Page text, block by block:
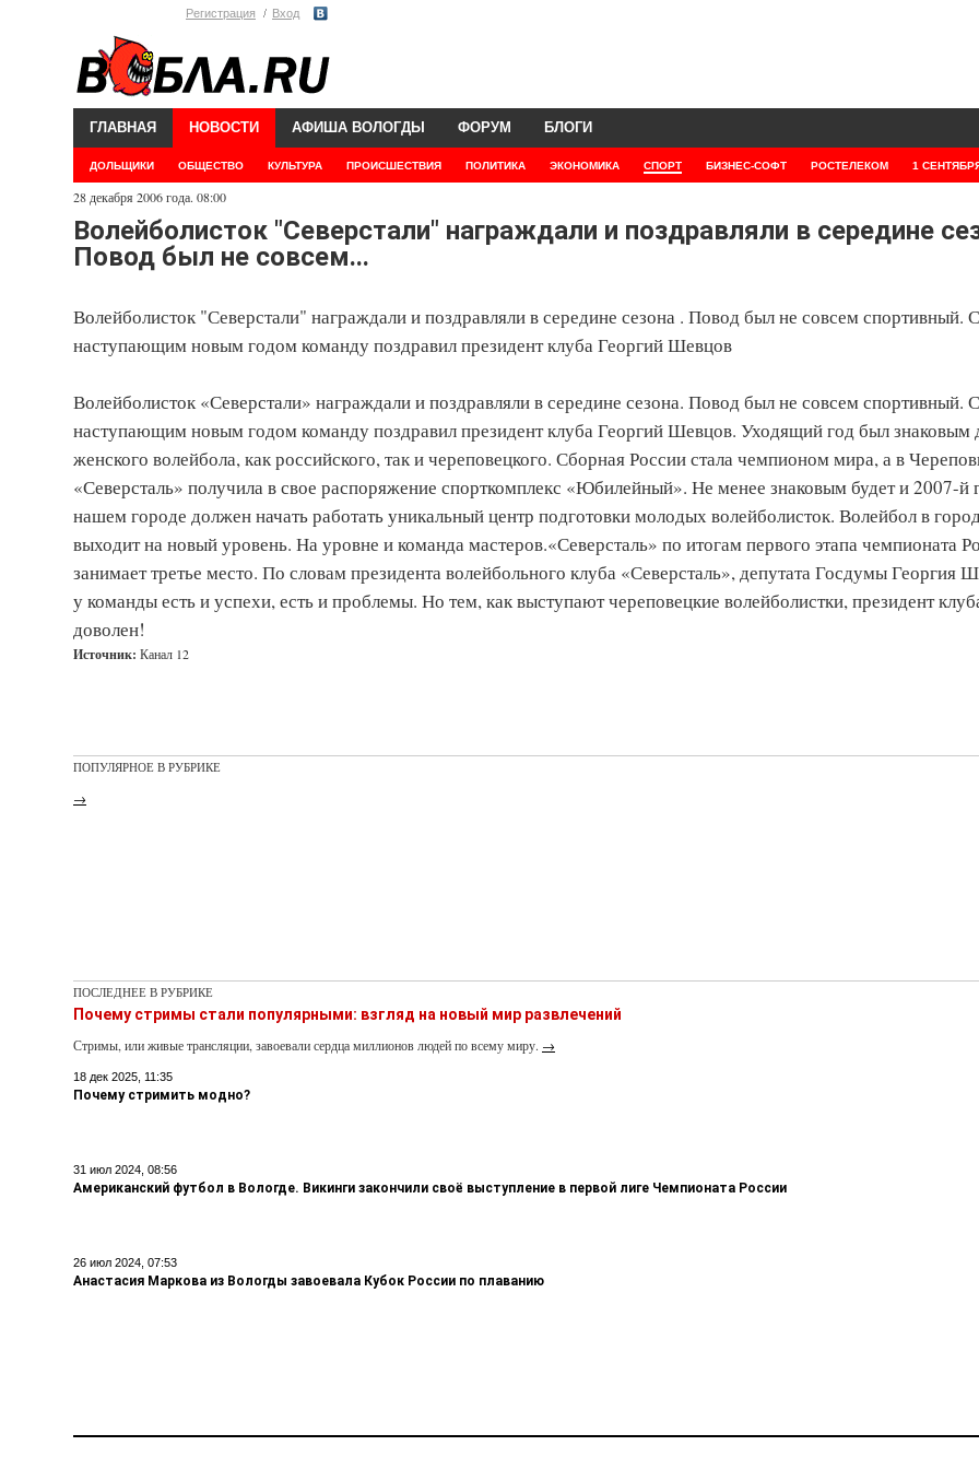
Регистрация Вход
ГЛАВНАЯ НОВОСТИ
ДОЛЬЩИКИ ОБЩЕСТВО КУЛЬТУРА ПРОИСШЕСТВИЯ ПОЛИТИКА ЭКОНОМИКА СПОРТ БИЗНЕС-СОФТ РОСТЕЛЕКОМ 1
АФИША ВОЛОГДЫ ФОРУМ БЛОГИ
28 декабря 2006 года. 08:00
Волейболисток "Северстали" награждали и поздравляли в середине
Повод был не совсем...
Волейболисток "Северстали" награждали и поздравляли в середине сезона . Повод был не совсем спортивный. С
наступающим новым годом команду поздравил президент клуба Георгий Шевцов
Волейболисток «Северстали» награждали и поздравляли в середине сезона. Повод был не совсем спортивный. С
наступающим новым годом команду поздравил президент клуба Георгий Шевцов. Уходящий год был знаковым
женского волейбола, как российского, так и череповецкого. Сборная России стала чемпионом мира, а в
«Северсталь» получила в свое распоряжение спорткомплекс «Юбилейный». Не менее знаковым будет и 2007-й
нашем городе должен начать работать уникальный центр подготовки молодых волейболисток. Волейбол в
выходит на новый уровень. На уровне и команда мастеров.«Северсталь» по итогам первого этапа чемпионата
занимает третье место. По словам президента волейбольного клуба «Северсталь», депутата Госдумы Георгия
у команды есть и успехи, есть и проблемы. Но тем, как выступают череповецкие волейболистки, президент
доволен!
Источник: Канал 12
ПОПУЛЯРНОЕ В РУБРИКЕ
→
ПОСЛЕДНЕЕ В РУБРИКЕ
Почему стримы стали популярными: взгляд на новый мир развлечений
Стримы, или живые трансляции, завоевали сердца миллионов людей по всему миру. →
18 дек 2025, 11:35
Почему стримить модно?
31 июл 2024, 08:56
Американский футбол в Вологде. Викинги закончили своё выступление в первой лиге Чемпионата России
26 июл 2024, 07:53
Анастасия Маркова из Вологды завоевала Кубок России по плаванию